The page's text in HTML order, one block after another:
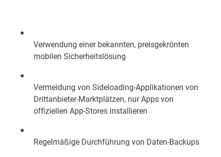
Verwendung einer bekannten, preisgekrönten
mobilen Sicherheitslösung
Vermeidung von Sideloading-Applikationen von
Drittanbieter-Marktplätzen, nur Apps von
offiziellen App-Stores installieren
Regelmäßige Durchführung von Daten-Backups